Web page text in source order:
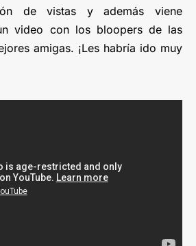
de vistas y además viene
video con los bloopers de las
amigas. ¡Les habría ido muy